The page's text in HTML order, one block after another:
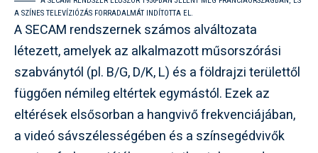
A SZÍNES TELEVÍZIÓZÁS FORRADALMÁT INDÍTOTTA EL.
A SECAM rendszernek számos alváltozata
létezett, amelyek az alkalmazott műsorszórási
szabványtól (pl. B/G, D/K, L) és a földrajzi területtől
függően némileg eltértek egymástól. Ezek az
eltérések elsősorban a hangvivő frekvenciájában,
a videó sávszélességében és a színsegédvivők